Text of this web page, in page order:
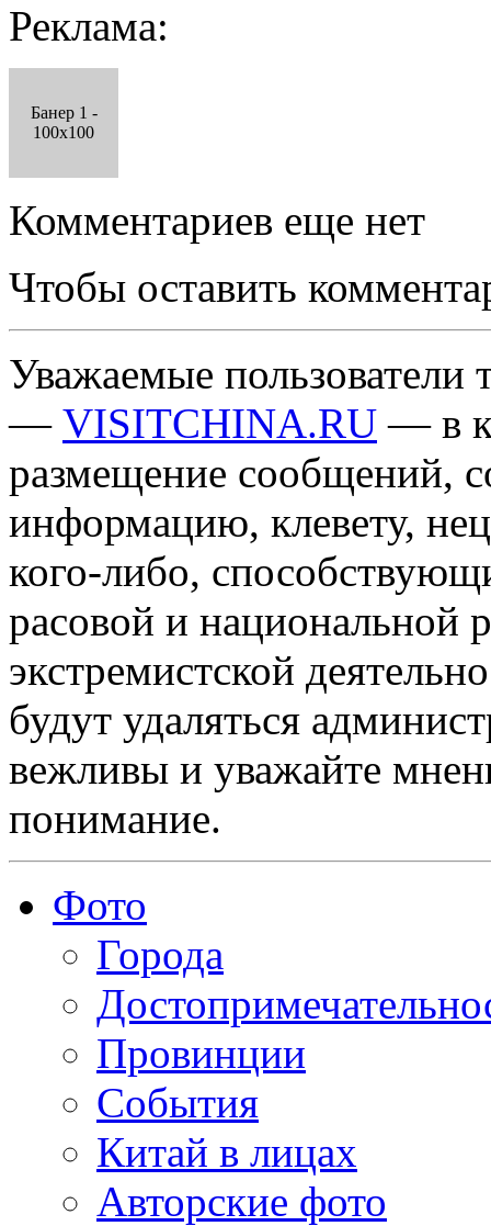
Реклама:
Банер 1 -
100x100
Комментариев еще нет
Чтобы оставить
Уважаемые пользователи
— VISITCHINA.RU — в
размещение сообщений,
информацию, клевету,
кого-либо,
расовой и национальной
экстремистской
будут удаляться
вежливы и уважайте
понимание.
Фото
Города
Провинции
События
Китай в лицах
Авторские фото